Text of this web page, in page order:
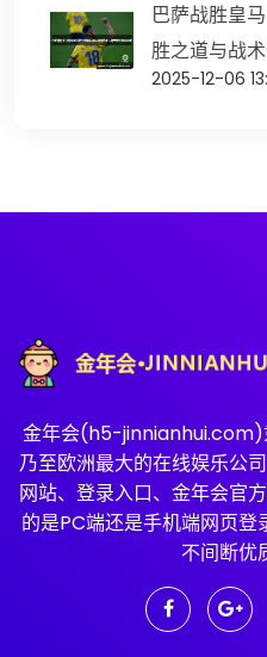
巴萨战胜皇
胜之道与战
2025-12-06
金年会(h5-jinnianhui.com)
乃至欧洲最大的在线娱乐公
网站、登录入口、金年会官
的是PC端还是手机端网页
不间断优